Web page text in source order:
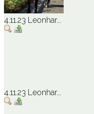
4.11.23 Leonhar...
4.11.23 Leonhar...